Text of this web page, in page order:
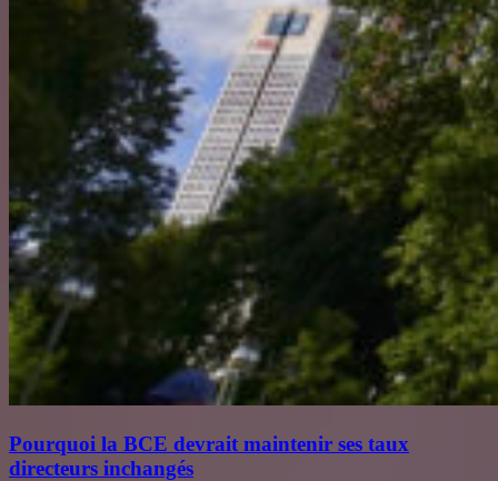
Pourquoi la BCE devrait maintenir ses taux
directeurs inchangés